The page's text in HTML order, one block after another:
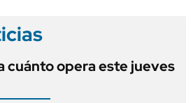
cuánto opera este jueves